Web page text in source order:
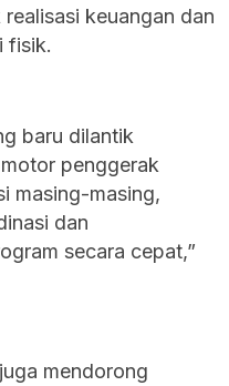
keuangan dan
fisik.
baru dilantik
penggerak
masing-masing,
dan
secara cepat,”
mendorong